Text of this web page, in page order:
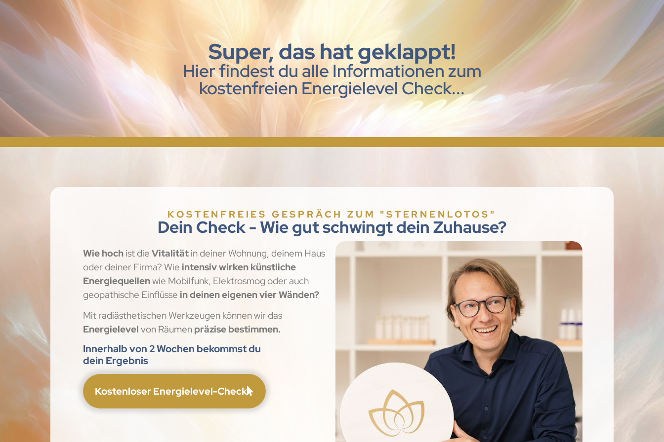
Super, das hat geklappt!
Hier findest du alle Informationen zum
kostenfreien Energielevel Check...
KOSTENFREIES GESPRÄCH ZUM "STERNENLOTOS"
Dein Check - Wie gut schwingt dein Zuhause?
Wie hochist dieVitalitätin deiner Wohnung, deinem Haus
oder deiner Firma? Wie intensiv wirken künstliche
Energiequellenwie Mobilfunk, Elektrosmog oder auch
geopathische Einflüsse in deinen eigenen vier Wänden?
Mit radiästhetischen Werkzeugen können wir das
Energielevelvon Räumenpräzise bestimmen.
Innerhalb von 2 Wochen bekommst du
dein Ergebnis
Kostenloser Energielevel-Check